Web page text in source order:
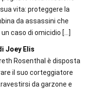
vita: proteggere la
da assassini che
caso di omicidio […]
Joey Elis
Rosenthal è disposta
il suo corteggiatore
da garzone e